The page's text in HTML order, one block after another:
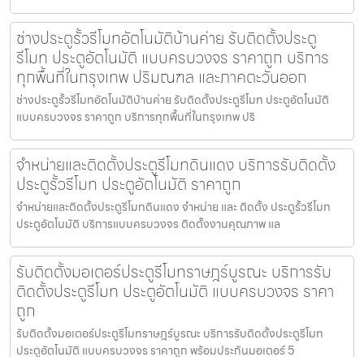
ช่างประตูรั้วรีโมทอัตโนมัติบ้านค่าย รับติดตั้งประตู
รีโมท ประตูอัตโนมัติ แบบครบวงจร ราคาถูก บริการ
ทุกพื้นที่ในกรุงเทพ ปริมณฑล และภาคตะวันออก
ช่างประตูรั้วรีโมทอัตโนมัติบ้านค่าย รับติดตั้งประตูรีโมท ประตูอัตโนมัติ
แบบครบวงจร ราคาถูก บริการทุกพื้นที่ในกรุงเทพ ปริ
จำหน่ายและติดตั้งประตูรีโมทดินแดง บริการรับติดตั้ง
ประตูรั้วรีโมท ประตูอัตโนมัติ ราคาถูก
จำหน่ายและติดตั้งประตูรีโมทดินแดง จำหน่าย และ ติดตั้ง ประตูรั้วรีโมท
ประตูอัตโนมัติ บริการแบบครบวงจร ติดตั้งงานคุณภาพ แล
รับติดตั้งมอเตอร์ประตูรีโมทราษฎร์บูรณะ บริการรับ
ติดตั้งประตูรีโมท ประตูอัตโนมัติ แบบครบวงจร ราคา
ถูก
รับติดตั้งมอเตอร์ประตูรีโมทราษฎร์บูรณะ บริการรับติดตั้งประตูรีโมท
ประตูอัตโนมัติ แบบครบวงจร ราคาถูก พร้อมประกันมอเตอร์ 5